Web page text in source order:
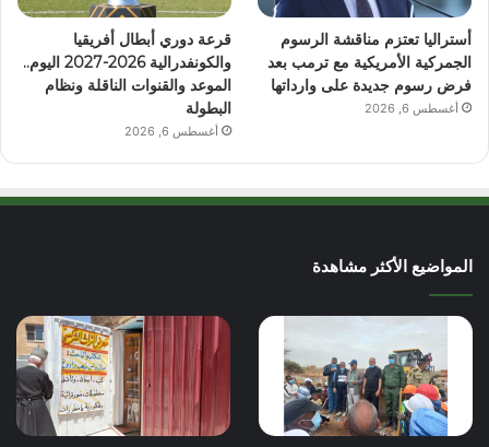
أستراليا تعتزم مناقشة الرسوم
الجمركية الأمريكية مع ترمب بعد
فرض رسوم جديدة على وارداتها
أغسطس 6, 2026
قرعة دوري أبطال أفريقيا
والكونفدرالية 2026-2027 اليوم..
الموعد والقنوات الناقلة ونظام
البطولة
أغسطس 6, 2026
المواضيع الأكثر مشاهدة